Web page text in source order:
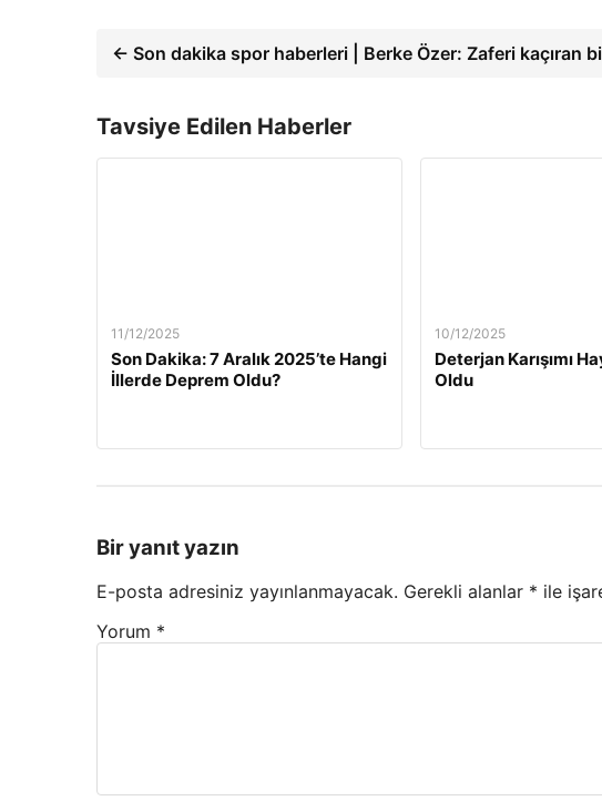
← Son dakika spor haberleri | Berke Özer: Zaferi kaçıran
Tavsiye Edilen Haberler
11/12/2025
Son Dakika: 7 Aralık 2025’te Hangi
İllerde Deprem Oldu?
10/12/2025
Deterjan Karışımı
Oldu
Bir yanıt yazın
E-posta adresiniz yayınlanmayacak. Gerekli alanlar * ile
Yorum *